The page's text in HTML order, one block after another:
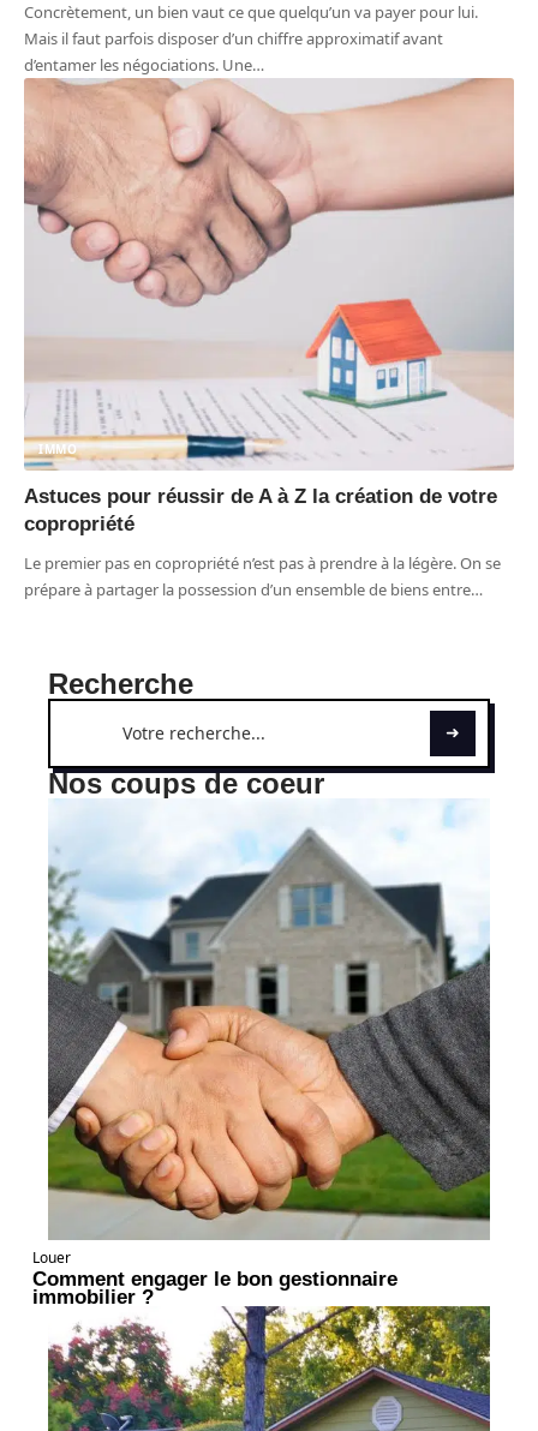
Concrètement, un bien vaut ce que quelqu’un va payer pour lui.
Mais il faut parfois disposer d’un chiffre approximatif avant
d’entamer les négociations. Une…
IMMO
Astuces pour réussir de A à Z la création de votre
copropriété
Le premier pas en copropriété n’est pas à prendre à la légère. On se
prépare à partager la possession d’un ensemble de biens entre…
Recherche
Nos coups de coeur
Louer
Comment engager le bon gestionnaire
immobilier ?